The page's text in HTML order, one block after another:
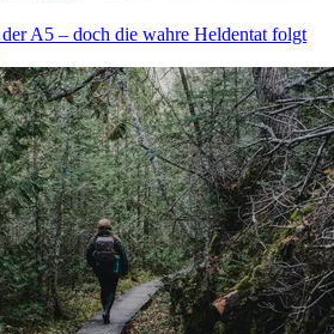
A5 – doch die wahre Heldentat folgt